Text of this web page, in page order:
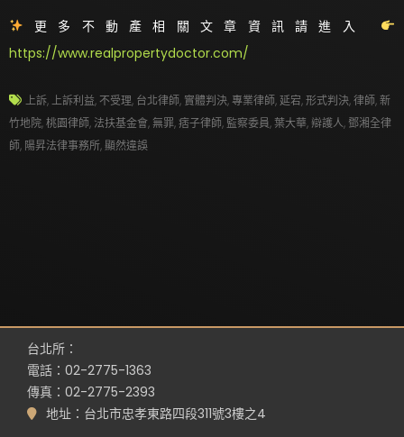
更多不動產相關文章資訊請進入
https://www.realpropertydoctor.com/
上訴,上訴利益, 不受理, 台北律師, 實體判決,專業律師,延宕,形式判決,律師,新
竹地院,桃園律師, 法扶基金會,無罪,痞子律師, 監察委員,葉大華,辯護人, 鄧湘全律
師, 陽昇法律事務所,顯然違誤
台北所：
電話：02-2775-1363
傳真：02-2775-2393
地址：台北市忠孝東路四段311號3樓之4